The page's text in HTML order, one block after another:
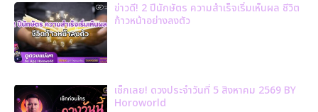
ข่าวดี! 2 ปีนักษัตร ความสำเร็จเริ่มเห็นผล ชีวิต
ก้าวหน้าอย่างลงตัว
เช็กเลย! ดวงประจำวันที่ 5 สิงหาคม 2569 BY
Horoworld